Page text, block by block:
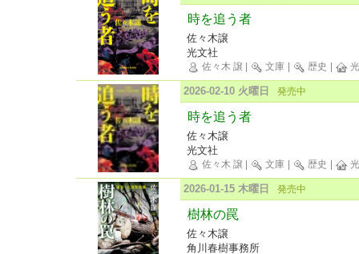
時を追う者
佐々木譲
光文社
佐々木 譲 文庫 歴史
2026-02-10 火曜日 発売中
時を追う者
佐々木譲
光文社
佐々木 譲 文庫 歴史
2026-01-15 木曜日 発売中
樹林の罠
佐々木譲
角川春樹事務所